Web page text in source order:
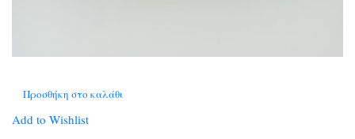
Προσθήκη στο καλάθι
Add to Wishlist